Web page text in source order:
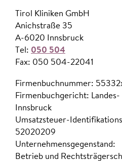
Tirol Kliniken GmbH
Anichstraße 35
A-6020 Innsbruck
Tel: 050 504
Fax: 050 504-22041
Firmenbuchnummer:
Firmenbuchgericht:
Innsbruck
Umsatzsteuer-
52020209
Unternehmensgegenstand:
Betrieb und